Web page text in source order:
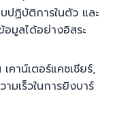
ปฏิบัติการในตัว และ
อมูลได้อย่างอิสระ
คาน์เตอร์แคชเชียร์,
มเร็วในการยิงบาร์